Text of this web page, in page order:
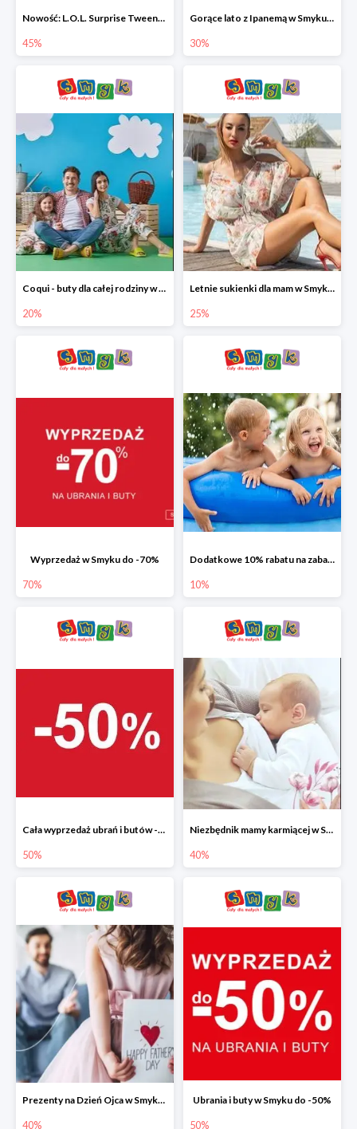
Nowość: L.O.L. Surprise Tweens Doll w Smyku do -45%
45%
Gorące lato z Ipanemą w Smyku do -30%
30%
Coqui - buty dla całej rodziny w Smyku do -20%
20%
Letnie sukienki dla mam w Smyku do -25%
25%
Wyprzedaż w Smyku do -70%
70%
Dodatkowe 10% rabatu na zabawki ogrodowe i baseny
10%
Cała wyprzedaż ubrań i butów -50%
50%
Niezbędnik mamy karmiącej w Smyku do -40%
40%
Prezenty na Dzień Ojca w Smyku do -40%
40%
Ubrania i buty w Smyku do -50%
50%